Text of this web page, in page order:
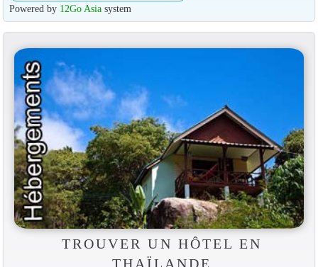
Powered by 12Go Asiasystem
TROUVER UN HÔTEL EN
THAÏLANDE